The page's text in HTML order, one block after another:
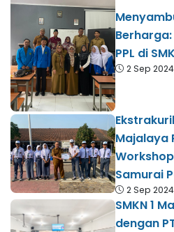
PPL di
2 Sep 2024
Majalaya
Samurai
2 Sep 2024
SMKN 1
dengan